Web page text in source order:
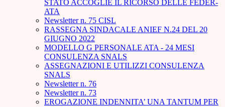
STATO ACCOGLIE IL RICORSO DELLE FEDER-
ATA
Newsletter n. 75 CISL
RASSEGNA SINDACALE ANIEF N.24 DEL 20
GIUGNO 2022
MODELLO G PERSONALE ATA - 24 MESI
CONSULENZA SNALS
ASSEGNAZIONI E UTILIZZI CONSULENZA
SNALS
Newsletter n. 76
Newsletter n. 73
EROGAZIONE INDENNITA’ UNA TANTUM PER